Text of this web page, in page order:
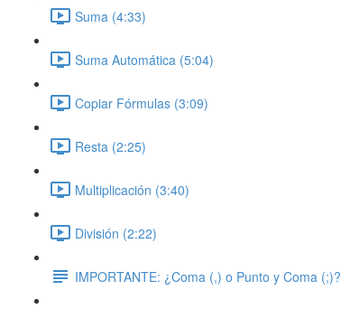
Suma (4:33)
Suma Automática (5:04)
Copiar Fórmulas (3:09)
Resta (2:25)
Multiplicación (3:40)
División (2:22)
IMPORTANTE: ¿Coma (,) o Punto y Coma (;)?